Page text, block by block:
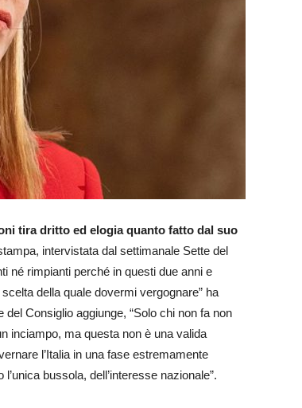
tira dritto ed elogia quanto fatto dal suo
intervistata dal settimanale Sette del
né rimpianti perché in questi due anni e
della quale dovermi vergognare” ha
Consiglio aggiunge, “Solo chi non fa non
inciampo, ma questa non è una valida
l’Italia in una fase estremamente
bussola, dell’interesse nazionale”.